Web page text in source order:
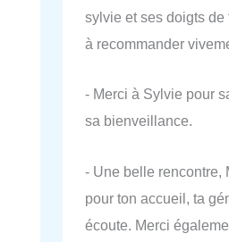
sylvie et ses doigts de
à recommander
- Merci à Sylvie pour
sa bienveillance.
- Une belle rencontre,
pour ton accueil, ta
écoute. Merci